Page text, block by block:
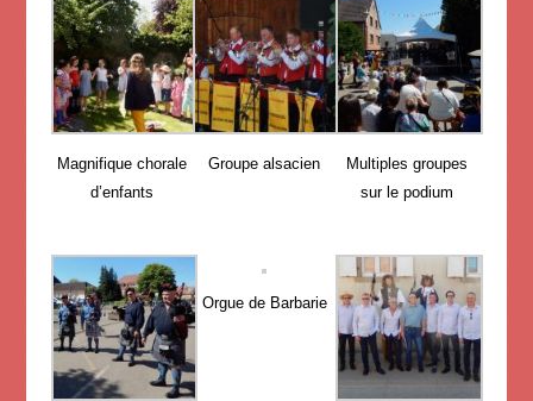
Magnifique chorale
d’enfants
Groupe alsacien
Multiples groupes
sur le podium
Orgue de Barbarie